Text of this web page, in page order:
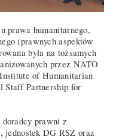
prawa humanitarnego,
(prawnych aspektów
była na tożsamych
przez NATO
of Humanitarian
Staff Partnership for
prawni z
jednostek DG RSZ oraz